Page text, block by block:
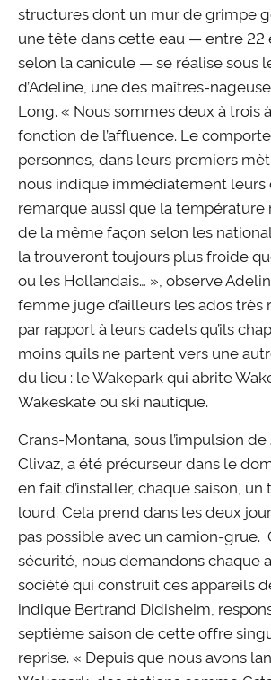
structures dont un mur de grimpe
une tête dans cette eau — entre 22
selon la canicule — se réalise sous
d’Adeline, une des maîtres-
Long. « Nous sommes deux à trois
fonction de l’affluence. Le
personnes, dans leurs premiers
nous indique immédiatement leurs
remarque aussi que la température
de la même façon selon les
la trouveront toujours plus froide
ou les Hollandais… », observe
femme juge d’ailleurs les ados très
par rapport à leurs cadets qu’ils
moins qu’ils ne partent vers une
du lieu : le Wakepark qui abrite
Wakeskate ou ski nautique.
Crans-Montana, sous l’impulsion
Clivaz, a été précurseur dans le
en fait d’installer, chaque saison,
lourd. Cela prend dans les deux
pas possible avec un camion-grue.
sécurité, nous demandons chaque
société qui construit ces appareils
indique Bertrand Didisheim,
septième saison de cette offre
reprise. « Depuis que nous avons